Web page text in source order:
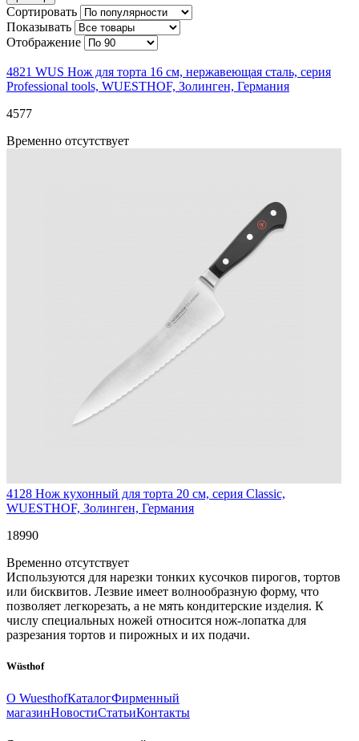
Сортировать
Показывать
Отображение
4821 WUS Нож для торта 16 см, нержавеющая сталь, серия
Professional tools, WUESTHOF, Золинген, Германия
4577
Временно отсутствует
4128 Нож кухонный для торта 20 см, серия Classic,
WUESTHOF, Золинген, Германия
18990
Временно отсутствует
Используются для нарезки тонких кусочков пирогов, тортов
или бисквитов. Лезвие имеет волнообразную форму, что
позволяет легкорезать, а не мять кондитерские изделия. К
числу специальных ножей относится нож-лопатка для
разрезания тортов и пирожных и их подачи.
Wüsthof
О WuesthofКаталогФирменный
магазинНовостиСтатьиКонтакты